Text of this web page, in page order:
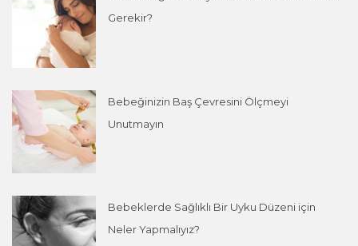
Gerekir?
Bebeğinizin Baş Çevresini Ölçmeyi
Unutmayın
Bebeklerde Sağlıklı Bir Uyku Düzeni için
Neler Yapmalıyız?